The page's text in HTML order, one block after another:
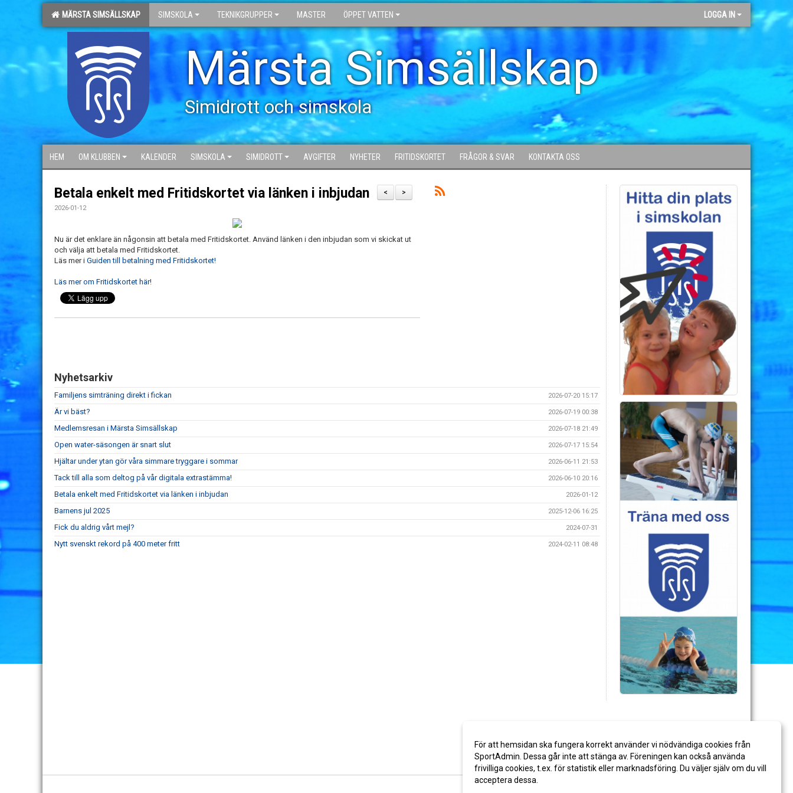
MÄRSTA SIMSÄLLSKAP SIMSKOLA TEKNIKGRUPPER MASTER ÖPPET VATTEN LOGGA IN
Märsta Simsällskap
Simidrott och simskola
HEM OM KLUBBEN KALENDER SIMSKOLA SIMIDROTT AVGIFTER NYHETER FRITIDSKORTET FRÅGOR & SVAR KONTAKTA OSS
>
<
Betala enkelt med Fritidskortet via länken i inbjudan
2026-01-12
Nu är det enklare än någonsin att betala med Fritidskortet. Använd länken i den inbjudan som vi skickat ut
och välja att betala med Fritidskortet.
Läs mer i Guiden till betalning med Fritidskortet!
Läs mer om Fritidskortet här!
Nyhetsarkiv
Familjens simträning direkt i fickan 2026-07-20 15:17
Är vi bäst? 2026-07-19 00:38
Medlemsresan i Märsta Simsällskap 2026-07-18 21:49
Open water-säsongen är snart slut 2026-07-17 15:54
Hjältar under ytan gör våra simmare tryggare i sommar 2026-06-11 21:53
Tack till alla som deltog på vår digitala extrastämma! 2026-06-10 20:16
Betala enkelt med Fritidskortet via länken i inbjudan 2026-01-12
Barnens jul 2025 2025-12-06 16:25
Fick du aldrig vårt mejl? 2024-07-31
Nytt svenskt rekord på 400 meter fritt 2024-02-11 08:48
För att hemsidan ska fungera korrekt använder vi nödvändiga cookies från
SportAdmin. Dessa går inte att stänga av. Föreningen kan också använda
frivilliga cookies, t.ex. för statistik eller marknadsföring. Du väljer själv om du vill
acceptera dessa.